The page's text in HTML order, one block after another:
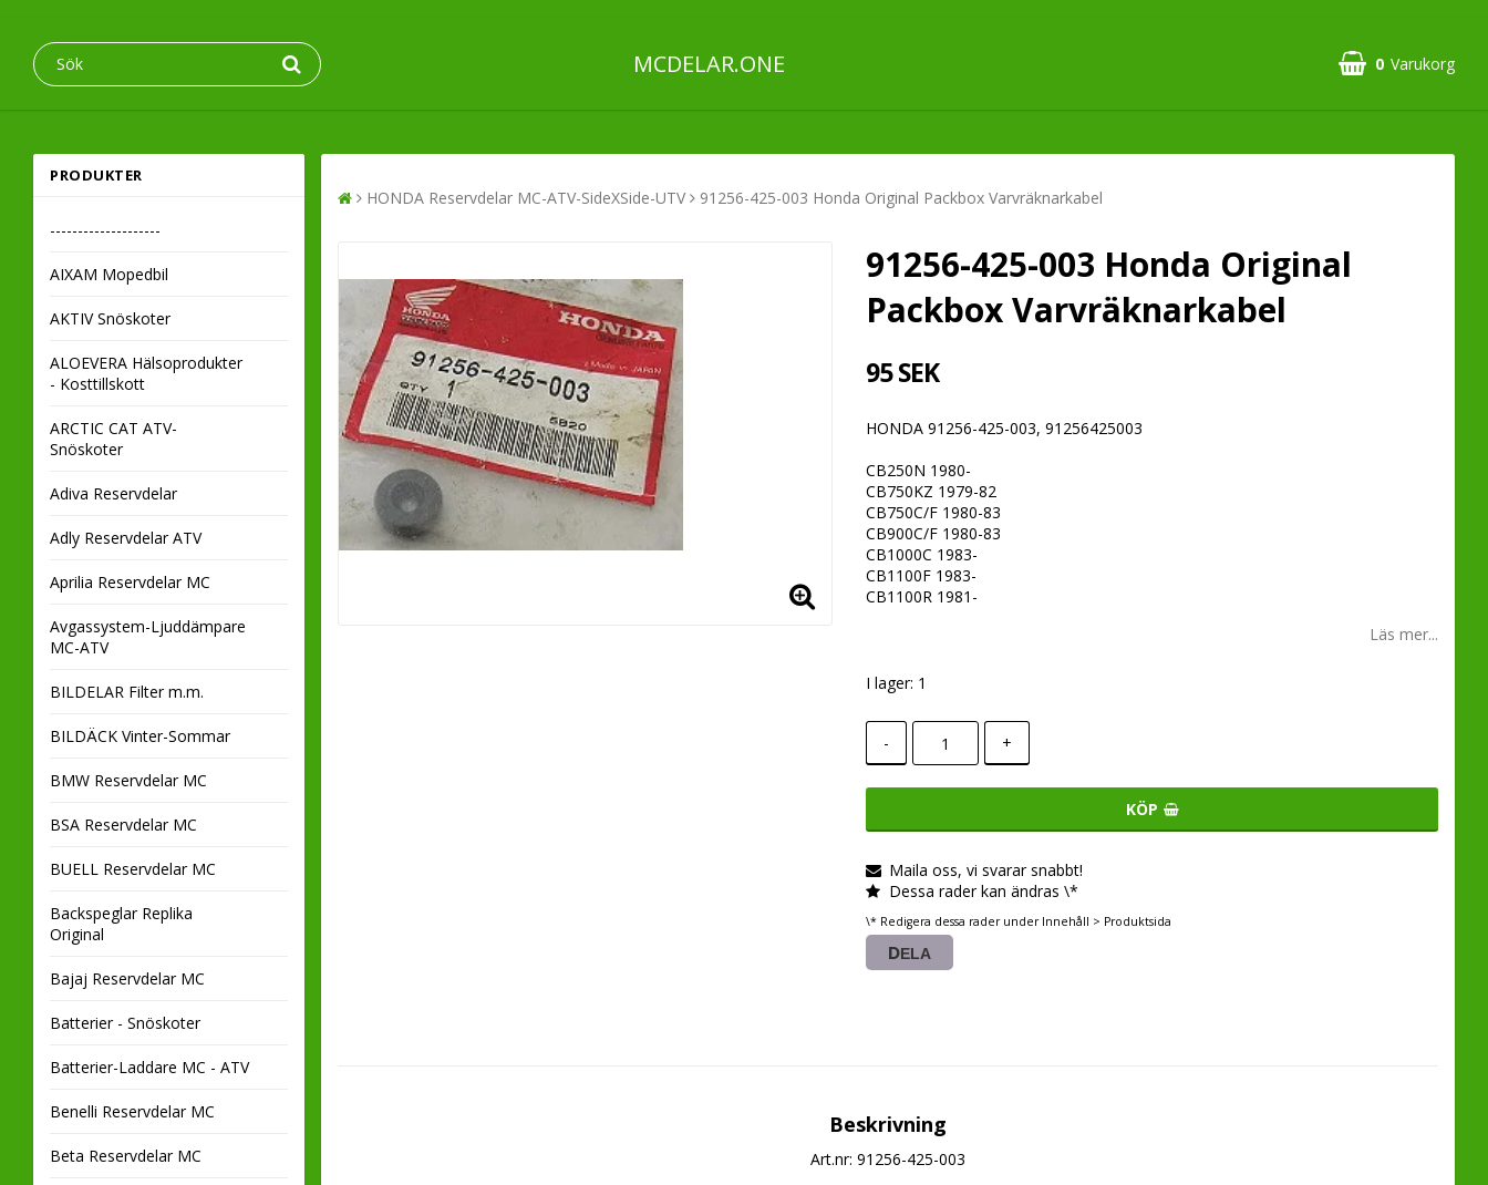
MCDELAR.ONE 0 Varukorg
PRODUKTER
--------------------
AIXAM Mopedbil
AKTIV Snöskoter
ALOEVERA Hälsoprodukter
- Kosttillskott
ARCTIC CAT ATV-
Snöskoter
Adiva Reservdelar
Adly Reservdelar ATV
Aprilia Reservdelar MC
Avgassystem-Ljuddämpare
MC-ATV
BILDELAR Filter m.m.
BILDÄCK Vinter-Sommar
BMW Reservdelar MC
BSA Reservdelar MC
BUELL Reservdelar MC
Backspeglar Replika
Original
Bajaj Reservdelar MC
Batterier - Snöskoter
Batterier-Laddare MC - ATV
Benelli Reservdelar MC
Beta Reservdelar MC
HONDA Reservdelar MC-ATV-SideXSide-UTV 91256-425-003 Honda Original Packbox Varvräknarkabel
91256-425-003 Honda Original
Packbox Varvräknarkabel
95 SEK
HONDA 91256-425-003, 91256425003
CB250N 1980-
CB750KZ 1979-82
CB750C/F 1980-83
CB900C/F 1980-83
CB1000C 1983-
CB1100F 1983-
CB1100R 1981-
Läs mer...
I lager: 1
- +
KÖP
Maila oss, vi svarar snabbt!
Dessa rader kan ändras \*
\* Redigera dessa rader under Innehåll > Produktsida
DELA
Beskrivning
Art.nr: 91256-425-003